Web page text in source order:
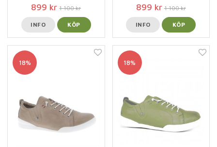
899 kr 1 100 kr
INFO KÖP
899 kr 1 100 kr
INFO KÖP
18% 18%